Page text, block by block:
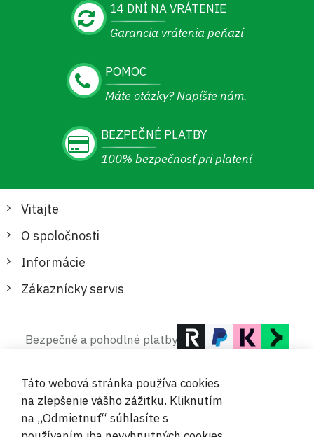
14 DNÍ NA VRÁTENIE
Garancia vrátenia peňazí
POMOC
Máte otázky? Napíšte nám.
BEZPEČNÉ PLATBY
100% bezpečnosť pri platení
Vitajte
O spoločnosti
Informácie
Zákaznícky servis
Bezpečné a pohodlné platby
Táto webová stránka používa cookies
na zlepšenie vášho zážitku. Kliknutím
na „Odmietnuť“ súhlasíte s